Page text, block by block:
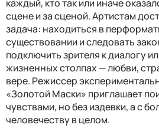
каждый, кто так или иначе
сцене и за сценой. Артистам
задача: находиться в
существовании и следовать
подключить зрителя к диалогу
жизненных столпах — любви,
вере. Режиссер
«Золотой Маски» приглашает
чувствами, но без издевки, а с
человечеству в целом.